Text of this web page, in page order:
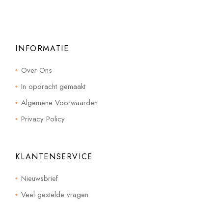
INFORMATIE
Over Ons
In opdracht gemaakt
Algemene Voorwaarden
Privacy Policy
KLANTENSERVICE
Nieuwsbrief
Veel gestelde vragen